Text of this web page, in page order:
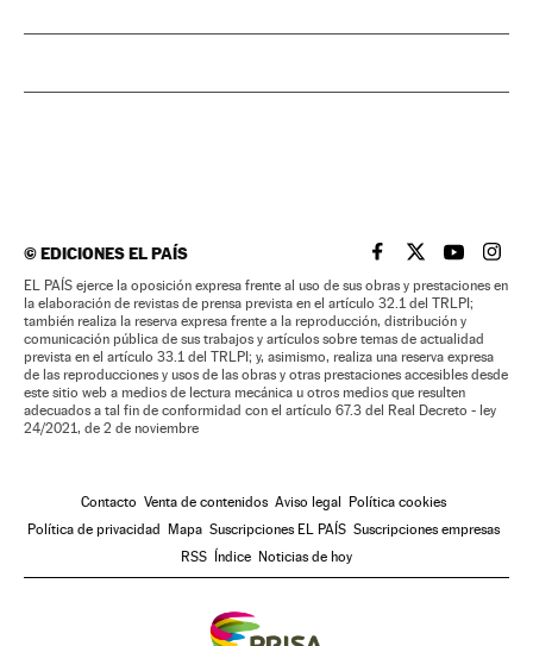
©EDICIONES EL PAÍS EL PAÍS BRASIL EN
EL PAÍSEL PAÍS
EL
EL PAÍS ejerce la oposición expresa frente al uso de sus obras y prestaciones en
la elaboración de revistas de prensa prevista en el artículo 32.1 del TRLPI;
también realiza la reserva expresa frente a la reproducción, distribución y
comunicación pública de sus trabajos y artículos sobre temas de actualidad
prevista en el artículo 33.1 del TRLPI; y, asimismo, realiza una reserva expresa
de las reproducciones y usos de las obras y otras prestaciones accesibles desde
este sitio web a medios de lectura mecánica u otros medios que resulten
adecuados a tal fin de conformidad con el artículo 67.3 del Real Decreto - ley
24/2021, de 2 de noviembre
Contacto Venta de contenidos Aviso legal Política cookies
Política de privacidad Mapa Suscripciones EL PAÍS Suscripciones empresas
RSS Índice Noticias de hoy